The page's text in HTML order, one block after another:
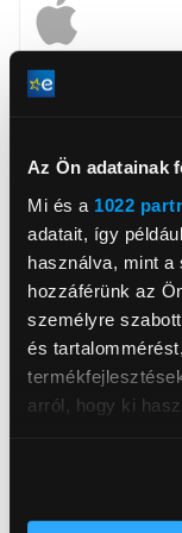
Az Ön adatainak
Mi és a 1022
adatait, így
használva, mint a
hozzáférünk az
személyre
és
arról, hogy ki
Apcom Kft
www.apple.com
Kijelző méret
Kijelző felbontása
Processzor
Dual SIM
Operációs